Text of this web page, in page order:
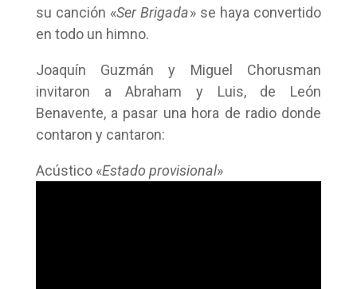
su canción «Ser Brigada» se haya convertido
en todo un himno.
Joaquín Guzmán y Miguel Chorusman
invitaron a Abraham y Luis, de León
Benavente, a pasar una hora de radio donde
contaron y cantaron:
Acústico «Estado provisional»